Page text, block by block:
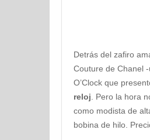
Detrás del zafiro
Couture de Chanel
O’Clock que
reloj . Pero la hora
como modista de
bobina de hilo.